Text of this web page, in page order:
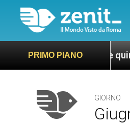
PRIMO PIANO
dietro le quinte
GIORNO